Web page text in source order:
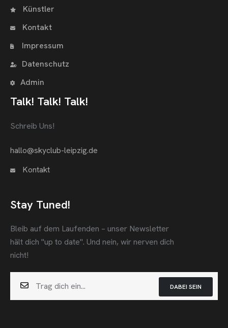
Künstler
Kontakt
Impressum
Datenschutz
Admin
Talk! Talk! Talk!
Schreib Uns!
hallo@skyclub-leipzig.de
Kontakt
Stay Tuned!
Bleib auf dem Laufenden – unser Newsletter
hält dich "up to date". Und nein, wir nerven dich
nicht!
DABEI SEIN